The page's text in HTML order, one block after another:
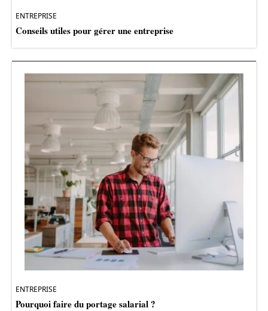
ENTREPRISE
Conseils utiles pour gérer une entreprise
ENTREPRISE
Pourquoi faire du portage salarial ?